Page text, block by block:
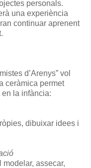
personals.
una experiència
continuar aprenent
d’Arenys” vol
ceràmica permet
la infància:
dibuixar idees i
modelar, assecar,